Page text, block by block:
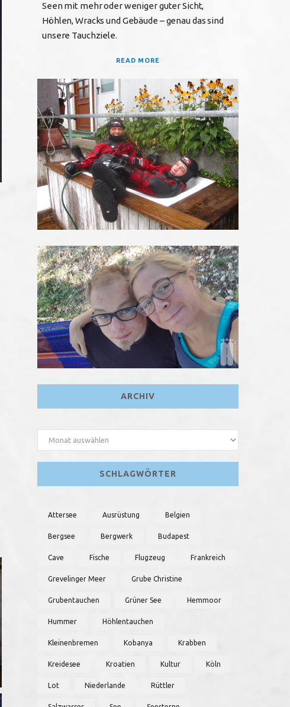
Seen mit mehr oder weniger guter Sicht,
Höhlen, Wracks und Gebäude – genau das sind
unsere Tauchziele.
READ MORE
ARCHIV
Archiv
SCHLAGWÖRTER
Attersee Ausrüstung Belgien
Bergsee Bergwerk Budapest
Cave Fische Flugzeug Frankreich
Grevelinger Meer Grube Christine
Grubentauchen Grüner See Hemmoor
Hummer Höhlentauchen
Kleinenbremen Kobanya Krabben
Kreidesee Kroatien Kultur Köln
Lot Niederlande Rüttler